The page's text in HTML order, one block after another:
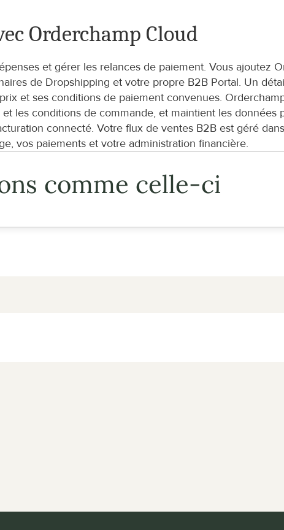
Orderchamp Cloud
et gérer les relances de paiement. Vous ajoutez
de Dropshipping et votre propre B2B Portal. Un
et ses conditions de paiement convenues.
les conditions de commande, et maintient les données
connecté. Votre flux de ventes B2B est géré
vos paiements et votre administration financière.
comme celle-ci